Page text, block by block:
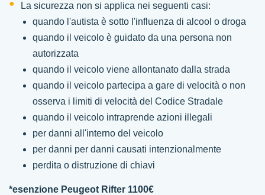
La sicurezza non si applica nei seguenti casi:
quando l'autista è sotto l'influenza di alcool o droga
quando il veicolo è guidato da una persona non
autorizzata
quando il veicolo viene allontanato dalla strada
quando il veicolo partecipa a gare di velocità o non
osserva i limiti di velocità del Codice Stradale
quando il veicolo intraprende azioni illegali
per danni all'interno del veicolo
per danni per danni causati intenzionalmente
perdita o distruzione di chiavi
*esenzione Peugeot Rifter 1100€